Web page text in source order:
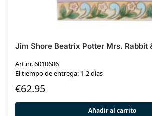
Jim Shore Beatrix Potter Mrs. Rabbit
Art.nr. 6010686
El tiempo de entrega: 1-2 días
€62.95
Añadir al carrito